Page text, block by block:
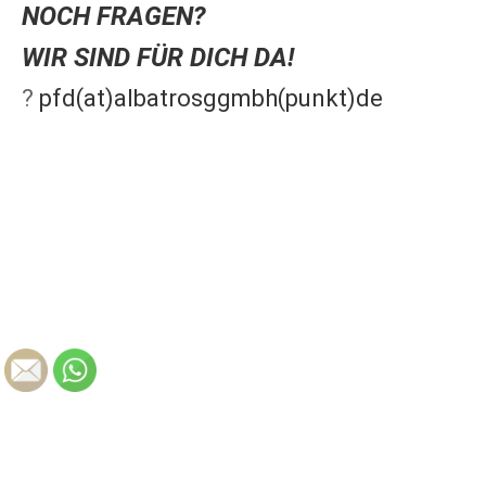
NOCH FRAGEN?
WIR SIND FÜR DICH DA!
? pfd(at)albatrosggmbh(punkt)de